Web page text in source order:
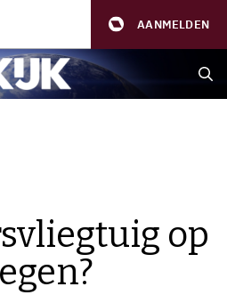
AANMELDEN
op